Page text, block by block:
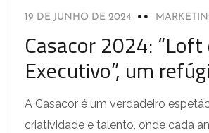
19 DE JUNHO DE 2024
Casacor 2024: “Loft
Executivo”, um
A Casacor é um verdadeiro
criatividade e talento, onde cada